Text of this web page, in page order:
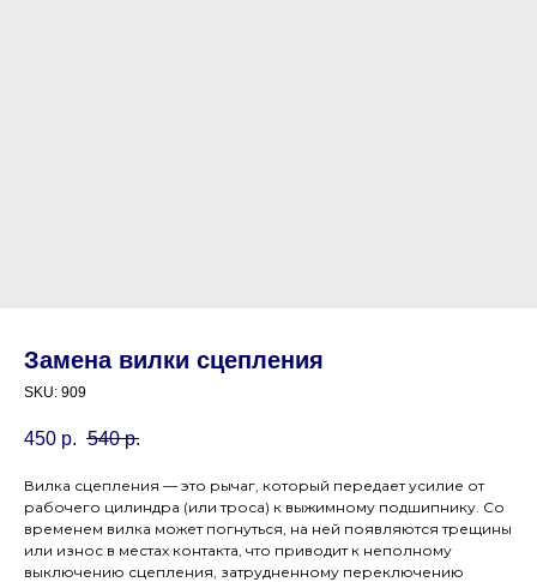
Замена вилки сцепления
SKU: 909
450 р. 540 р.
Вилка сцепления — это рычаг, который передает усилие от
рабочего цилиндра (или троса) к выжимному подшипнику. Со
временем вилка может погнуться, на ней появляются трещины
или износ в местах контакта, что приводит к неполному
выключению сцепления, затрудненному переключению